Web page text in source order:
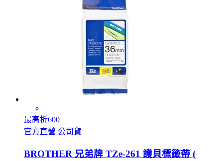
最高折600
官方直營 公司貨
BROTHER 兄弟牌 TZe-261 護貝標籤帶 (